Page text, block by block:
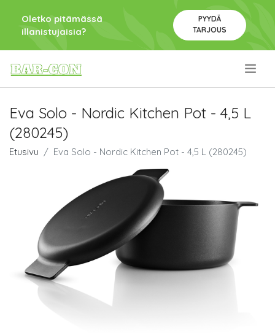
Oletko pitämässä
illanistujaisia?
PYYDÄ
TARJOUS
Eva Solo - Nordic Kitchen Pot - 4,5 L
(280245)
Etusivu Eva Solo - Nordic Kitchen Pot - 4,5 L (280245)